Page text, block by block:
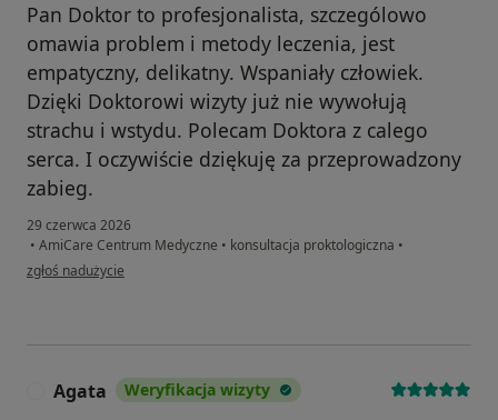
Pan Doktor to profesjonalista, szczególowo
omawia problem i metody leczenia, jest
empatyczny, delikatny. Wspaniały człowiek.
Dzięki Doktorowi wizyty już nie wywołują
strachu i wstydu. Polecam Doktora z calego
serca. I oczywiście dziękuję za przeprowadzony
zabieg.
29 czerwca 2026
• AmiCare Centrum Medyczne • konsultacja proktologiczna •
w opinii użytkownika Eliza
zgłoś nadużycie
Agata Weryfikacja wizyty